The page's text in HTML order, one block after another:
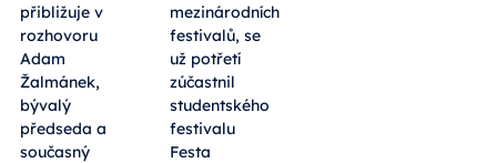
přibližuje v
rozhovoru
Adam
Žalmánek,
bývalý
předseda a
současný
mezinárodních
festivalů, se
už potřetí
zúčastnil
studentského
festivalu
Festa